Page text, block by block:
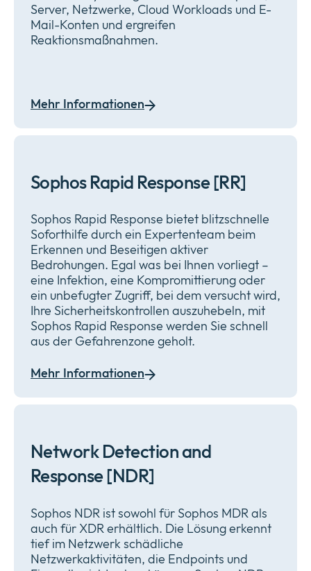
Server, Netzwerke, Cloud Workloads und E-
Mail-Konten und ergreifen
Reaktionsmaßnahmen.
Mehr Informationen
Sophos Rapid Response [RR]
Sophos Rapid Response bietet blitzschnelle
Soforthilfe durch ein Expertenteam beim
Erkennen und Beseitigen aktiver
Bedrohungen. Egal was bei Ihnen vorliegt –
eine Infektion, eine Kompromittierung oder
ein unbefugter Zugriff, bei dem versucht wird,
Ihre Sicherheitskontrollen auszuhebeln, mit
Sophos Rapid Response werden Sie schnell
aus der Gefahrenzone geholt.
Mehr Informationen
Network Detection and
Response [NDR]
Sophos NDR ist sowohl für Sophos MDR als
auch für XDR erhältlich. Die Lösung erkennt
tief im Netzwerk schädliche
Netzwerkaktivitäten, die Endpoints und